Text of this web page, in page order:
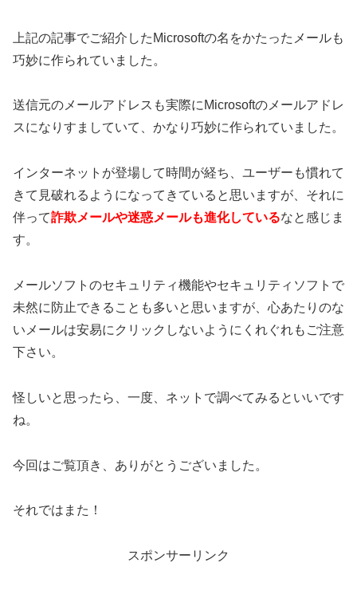
上記の記事でご紹介したMicrosoftの名をかたったメールも
巧妙に作られていました。
送信元のメールアドレスも実際にMicrosoftのメールアドレ
スになりすましていて、かなり巧妙に作られていました。
インターネットが登場して時間が経ち、ユーザーも慣れて
きて見破れるようになってきていると思いますが、それに
伴って詐欺メールや迷惑メールも進化しているなと感じま
す。
メールソフトのセキュリティ機能やセキュリティソフトで
未然に防止できることも多いと思いますが、心あたりのな
いメールは安易にクリックしないようにくれぐれもご注意
下さい。
怪しいと思ったら、一度、ネットで調べてみるといいです
ね。
今回はご覧頂き、ありがとうございました。
それではまた！
スポンサーリンク